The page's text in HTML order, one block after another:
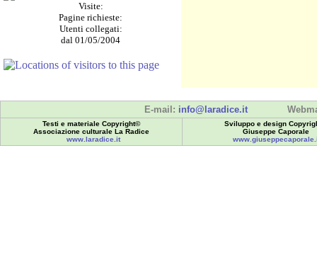
Visite:
Pagine richieste:
Utenti collegati:
dal 01/05/2004
Associazione culturale La Radice
www.laradice.it
Sviluppo e design
Giuseppe Caporale